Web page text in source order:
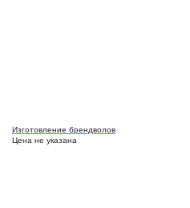
Изготовление брендволов
Цена не указана